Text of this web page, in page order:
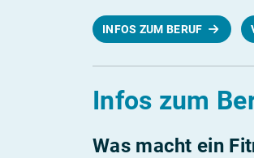
INFOS ZUM BERUF
Infos zum
Was macht ein